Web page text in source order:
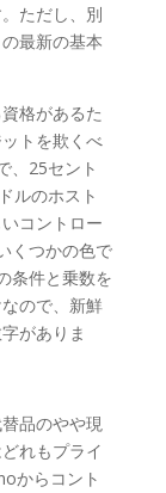
ただし、別
最新の基本
格があるた
トを欺くべ
、25セント
ルのホスト
コントロー
くつかの色で
条件と乗数を
ので、新鮮
がありま
品のやや現
れもプライ
からコント